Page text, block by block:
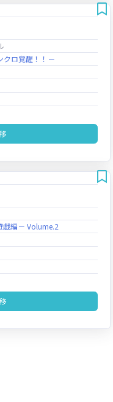
クロ覚醒！！－
戯編－ Volume.2